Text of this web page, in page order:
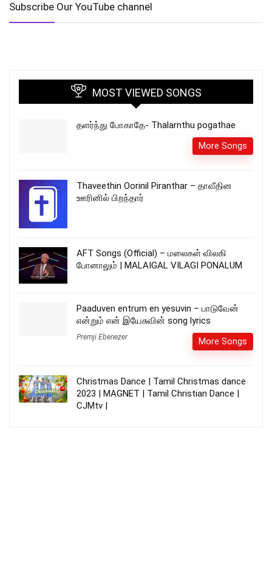
Subscribe Our YouTube channel
MOST VIEWED SONGS
தளர்ந்து போகாதே- Thalarnthu pogathae
More Songs
Thaveethin Oorinil Piranthar – தாவீதின
ஊரினில் பிறந்தார்
AFT Songs (Official) – மலைகள் விலகி
போனாலும் | MALAIGAL VILAGI PONALUM
Paaduven entrum en yesuvin – பாடுவேன்
என்றும் என் இயேசுவின் song lyrics
Premji Ebenezer More Songs
Christmas Dance | Tamil Christmas dance
2023 | MAGNET | Tamil Christian Dance |
CJMtv |